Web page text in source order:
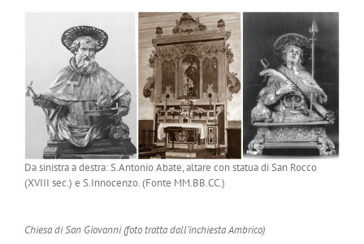
Da sinistra a destra: S.Antonio Abate, altare con statua di San Rocco
(XVIII sec.) e S.Innocenzo. (Fonte MM.BB.CC.)
Chiesa di San Giovanni (foto tratta dall’inchiesta Ambrico)